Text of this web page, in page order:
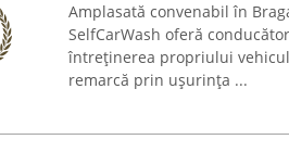
Amplasată convenabil în
SelfCarWash oferă
întreținerea propriului
remarcă prin ușurința ...